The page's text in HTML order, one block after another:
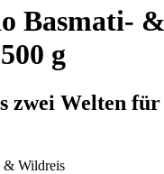
Basmati- &
g
zwei Welten
& Wildreis